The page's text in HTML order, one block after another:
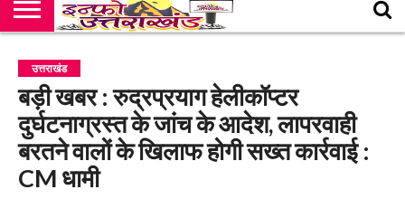
उत्तराखंड
बड़ी खबर : रुद्रप्रयाग हेलीकॉप्टर
दुर्घटनाग्रस्त के जांच के आदेश, लापरवाही
बरतने वालों के खिलाफ होगी सख्त कार्रवाई :
CM धामी